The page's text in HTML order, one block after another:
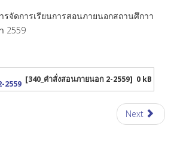
จัดการเรียนการสอนภายนอกสถานศึกาา
2559
2559 [340_คำสั่งสอนภายนอก 2-2559] 0 kB
Next